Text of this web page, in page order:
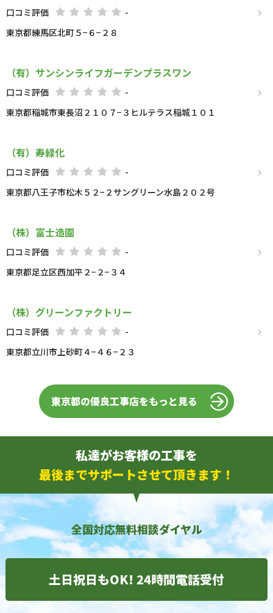
口コミ評価
-
東京都練馬区北町５−６−２８
（有）サンシンライフガーデンプラスワン
口コミ評価
-
東京都稲城市東長沼２１０７−３ヒルテラス稲城１０１
（有）寿緑化
口コミ評価
-
東京都八王子市松木５２−２サングリーン水島２０２号
（株）富士造園
口コミ評価
-
東京都足立区西加平２−２−３４
（株）グリーンファクトリー
口コミ評価
-
東京都立川市上砂町４−４６−２３
東京都の優良工事店をもっと見る
私達がお客様の工事を
最後までサポートさせて頂きます！
全国対応無料相談ダイヤル
土日祝日もOK! 24時間電話受付